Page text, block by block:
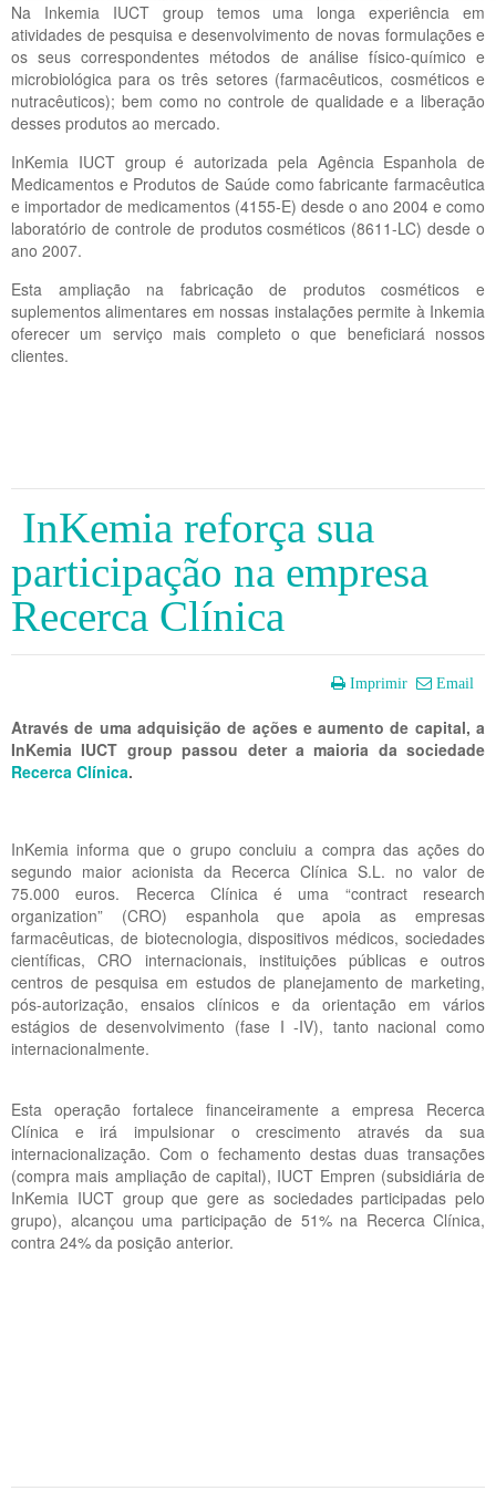
Na Inkemia IUCT group temos uma longa experiência em
atividades de pesquisa e desenvolvimento de novas formulações e
os seus correspondentes métodos de análise físico-químico e
microbiológica para os três setores (farmacêuticos, cosméticos e
nutracêuticos); bem como no controle de qualidade e a liberação
desses produtos ao mercado.
InKemia IUCT group é autorizada pela Agência Espanhola de
Medicamentos e Produtos de Saúde como fabricante farmacêutica
e importador de medicamentos (4155-E) desde o ano 2004 e como
laboratório de controle de produtos cosméticos (8611-LC) desde o
ano 2007.
Esta ampliação na fabricação de produtos cosméticos e
suplementos alimentares em nossas instalações permite à Inkemia
oferecer um serviço mais completo o que beneficiará nossos
clientes.
InKemia reforça sua
participação na empresa
Recerca Clínica
Imprimir Email
Através de uma adquisição de ações e aumento de capital, a
InKemia IUCT group passou deter a maioria da sociedade
Recerca Clínica.
InKemia informa que o grupo concluiu a compra das ações do
segundo maior acionista da Recerca Clínica S.L. no valor de
75.000 euros. Recerca Clínica é uma “contract research
organization” (CRO) espanhola que apoia as empresas
farmacêuticas, de biotecnologia, dispositivos médicos, sociedades
científicas, CRO internacionais, instituições públicas e outros
centros de pesquisa em estudos de planejamento de marketing,
pós-autorização, ensaios clínicos e da orientação em vários
estágios de desenvolvimento (fase I -IV), tanto nacional como
internacionalmente.
Esta operação fortalece financeiramente a empresa Recerca
Clínica e irá impulsionar o crescimento através da sua
internacionalização. Com o fechamento destas duas transações
(compra mais ampliação de capital), IUCT Empren (subsidiária de
InKemia IUCT group que gere as sociedades participadas pelo
grupo), alcançou uma participação de 51% na Recerca Clínica,
contra 24% da posição anterior.